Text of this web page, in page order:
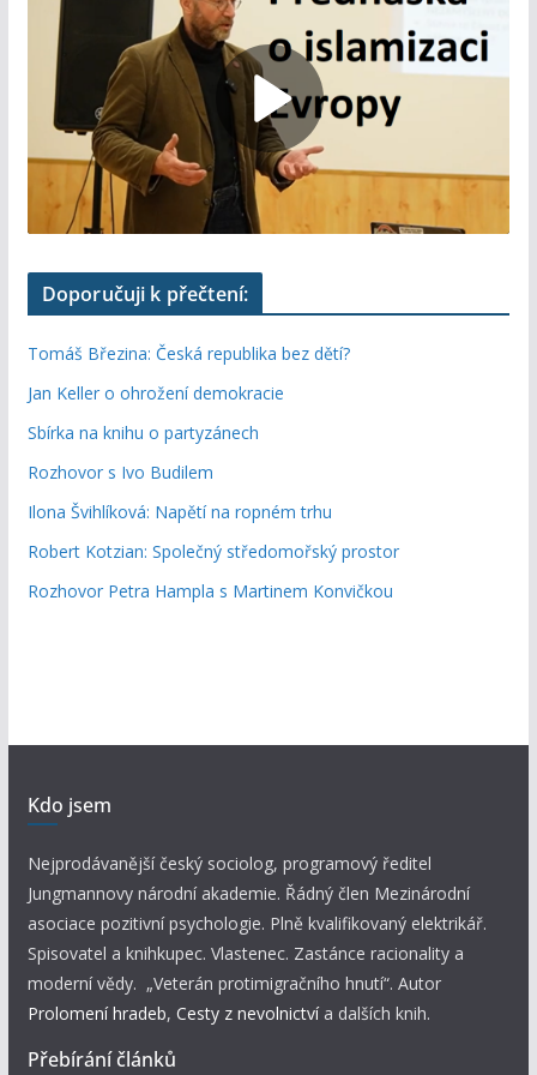
Doporučuji k přečtení:
Tomáš Březina: Česká republika bez dětí?
Jan Keller o ohrožení demokracie
Sbírka na knihu o partyzánech
Rozhovor s Ivo Budilem
Ilona Švihlíková: Napětí na ropném trhu
Robert Kotzian: Společný středomořský prostor
Rozhovor Petra Hampla s Martinem Konvičkou
Kdo jsem
Nejprodávanější český sociolog, programový ředitel
Jungmannovy národní akademie. Řádný člen Mezinárodní
asociace pozitivní psychologie. Plně kvalifikovaný elektrikář.
Spisovatel a knihkupec. Vlastenec. Zastánce racionality a
moderní vědy. „Veterán protimigračního hnutí“. Autor
Prolomení hradeb, Cesty z nevolnictví a dalších knih.
Přebírání článků